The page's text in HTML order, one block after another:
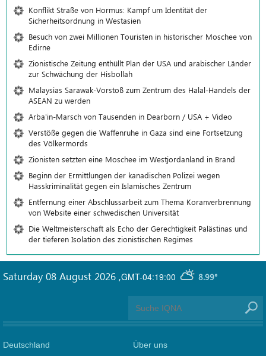
Konflikt Straße von Hormus: Kampf um Identität der
Sicherheitsordnung in Westasien
Besuch von zwei Millionen Touristen in historischer Moschee von
Edirne
Zionistische Zeitung enthüllt Plan der USA und arabischer Länder
zur Schwächung der Hisbollah
Malaysias Sarawak-Vorstoß zum Zentrum des Halal-Handels der
ASEAN zu werden
Arba'in-Marsch von Tausenden in Dearborn / USA + Video
Verstöße gegen die Waffenruhe in Gaza sind eine Fortsetzung
des Völkermords
Zionisten setzten eine Moschee im Westjordanland in Brand
Beginn der Ermittlungen der kanadischen Polizei wegen
Hasskriminalität gegen ein Islamisches Zentrum
Entfernung einer Abschlussarbeit zum Thema Koranverbrennung
von Website einer schwedischen Universität
Die Weltmeisterschaft als Echo der Gerechtigkeit Palästinas und
der tieferen Isolation des zionistischen Regimes
GMT-04:19:00 8.99°
Saturday 08 August 2026 ,
Deutschland Über uns